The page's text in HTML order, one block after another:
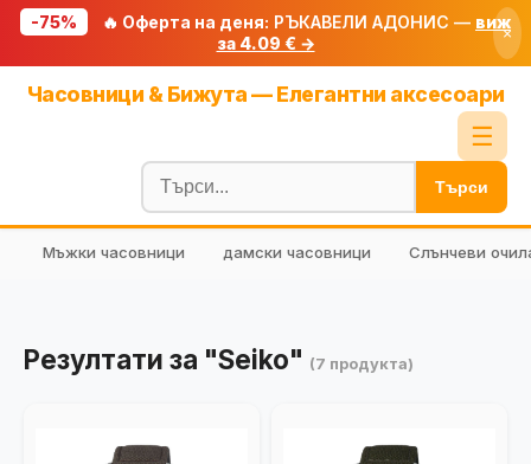
-75% 🔥 Оферта на деня: РЪКАВЕЛИ АДОНИС — виж
за 4.09 € →
×
Часовници & Бижута — Елегантни аксесоари
☰
Блог
🧮 Калкулатори
🔍 Намери продукт
🎟️ Купони
Търси
Мъжки часовници дамски часовници Слънчеви
Резултати за "Seiko" (7 продукта)